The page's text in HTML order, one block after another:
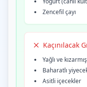
Zencefil çayı
Kaçınılacak
Yağlı ve
Baharatlı
Asitli içecekler